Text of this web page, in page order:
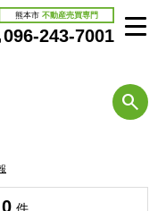
熊本市 不動産売買専門
096-243-7001
0